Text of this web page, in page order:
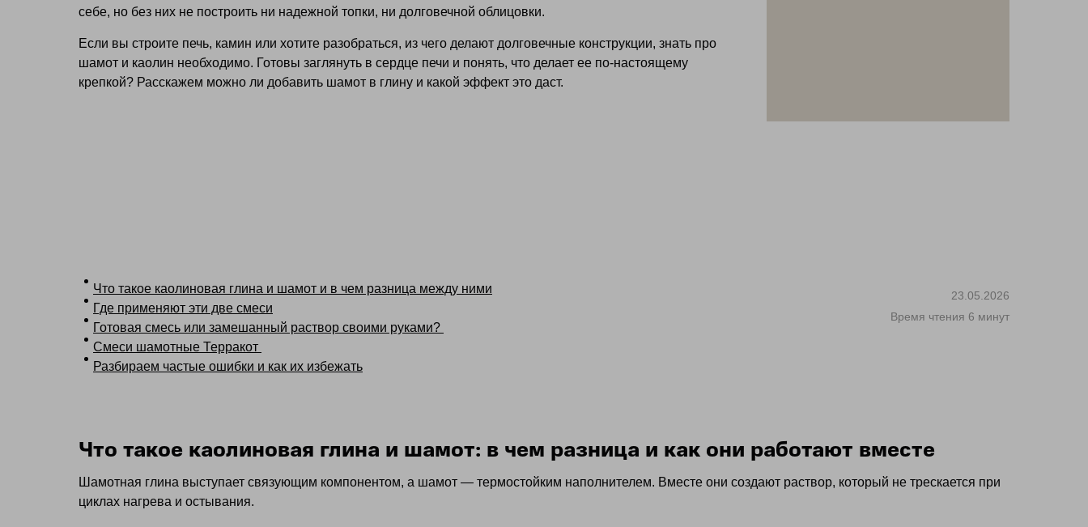
себе, но без них не построить ни надежной топки, ни долговечной облицовки.
Если вы строите печь, камин или хотите разобраться, из чего делают долговечные конструкции, знать про
шамот и каолин необходимо. Готовы заглянуть в сердце печи и понять, что делает ее по‑настоящему
крепкой? Расскажем можно ли добавить шамот в глину и какой эффект это даст.
Что такое каолиновая глина и шамот и в чем разница между ними
Где применяют эти две смеси
Готовая смесь или замешанный раствор своими руками?
Смеси шамотные Терракот
Разбираем частые ошибки и как их избежать
23.05.2026
Время чтения 6 минут
Что такое каолиновая глина и шамот: в чем разница и как они работают вместе
Шамотная глина выступает связующим компонентом, а шамот — термостойким наполнителем. Вместе они создают раствор, который не трескается при
циклах нагрева и остывания.